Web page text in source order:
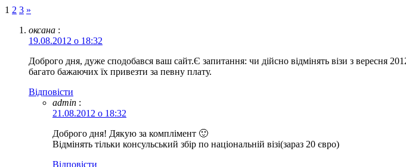
1 2 3 »
оксана :
19.08.2012 о 18:32
Доброго дня, дуже сподобався ваш сайт.Є запитання: чи дійсно відмінять візи з
багато бажаючих їх привезти за певну плату.
Відповіcти
admin :
21.08.2012 о 18:32
Доброго дня! Дякую за комплімент 🙂
Відмінять тільки консульський збір по національній візі(зараз 20 євро)
Відповіcти